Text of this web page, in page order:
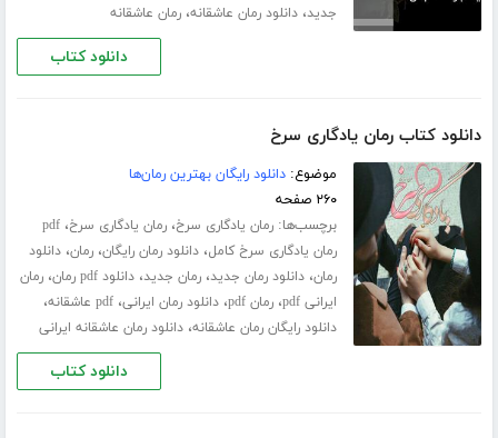
جدید،دانلود رمان عاشقانه،رمان عاشقانه
دانلود کتاب
دانلود کتاب رمان یادگاری سرخ
موضوع:دانلود رایگان بهترین رمان‌ها
۲۶۰ صفحه
برچسب‌ها:رمان یادگاری سرخ،رمان یادگاری سرخ،pdf
رمان یادگاری سرخ کامل،دانلود رمان رایگان،رمان،دانلود
رمان،دانلود رمان جدید،رمان جدید،دانلود pdf رمان ،رمان
ایرانی pdf
،رمان pdf ،دانلود رمان ایرانی،pdf عاشقانه ،
دانلود رایگان رمان عاشقانه،دانلود رمان عاشقانه ایرانی
دانلود کتاب